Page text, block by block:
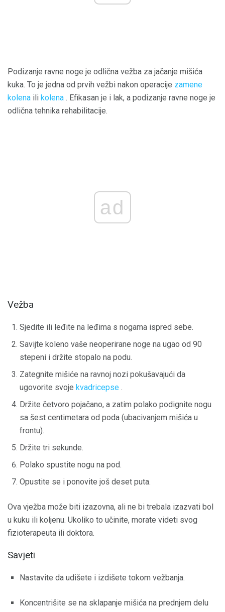
Podizanje ravne noge je odlična vežba za jačanje mišića
kuka. To je jedna od prvih vežbi nakon operacije zamene
kolena ili kolena . Efikasan je i lak, a podizanje ravne noge je
odlična tehnika rehabilitacije.
ad
Vežba
Sjedite ili leđite na leđima s nogama ispred sebe.
Savijte koleno vaše neoperirane noge na ugao od 90
stepeni i držite stopalo na podu.
Zategnite mišiće na ravnoj nozi pokušavajući da
ugovorite svoje kvadricepse .
Držite četvoro pojačano, a zatim polako podignite nogu
sa šest centimetara od poda (ubacivanjem mišića u
frontu).
Držite tri sekunde.
Polako spustite nogu na pod.
Opustite se i ponovite još deset puta.
Ova vježba može biti izazovna, ali ne bi trebala izazvati bol
u kuku ili koljenu. Ukoliko to učinite, morate videti svog
fizioterapeuta ili doktora.
Savjeti
Nastavite da udišete i izdišete tokom vežbanja.
Koncentrišite se na sklapanje mišića na prednjem delu